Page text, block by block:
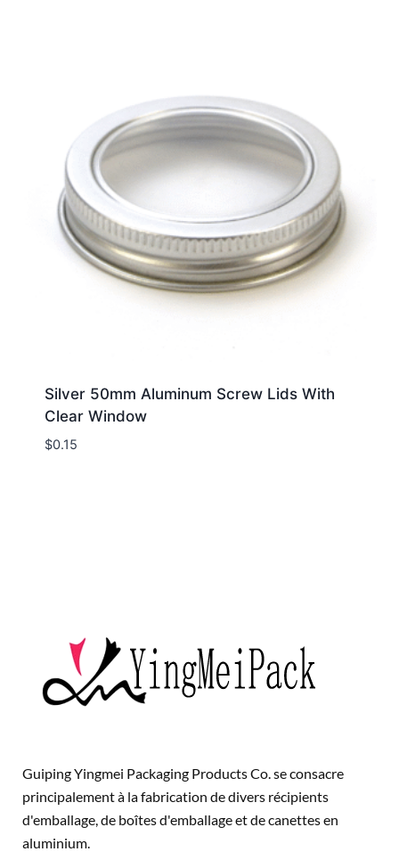
Silver 50mm Aluminum Screw Lids With
Clear Window
$0.15
Guiping Yingmei Packaging Products Co. se consacre
principalement à la fabrication de divers récipients
d'emballage, de boîtes d'emballage et de canettes en
aluminium.